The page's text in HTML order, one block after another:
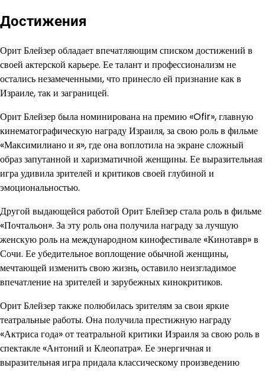
Достижения
Орит Блейзер обладает впечатляющим списком достижений в
своей актерской карьере. Ее талант и профессионализм не
остались незамеченными, что принесло ей признание как в
Израиле, так и заграницей.
Орит Блейзер была номинирована на премию «Ofir», главную
кинематографическую награду Израиля, за свою роль в фильме
«Максимилиано и я», где она воплотила на экране сложный
образ запутанной и харизматичной женщины. Ее выразительная
игра удивила зрителей и критиков своей глубиной и
эмоциональностью.
Другой выдающейся работой Орит Блейзер стала роль в фильме
«Почтальон». За эту роль она получила награду за лучшую
женскую роль на международном кинофестивале «Кинотавр» в
Сочи. Ее убедительное воплощение обычной женщины,
мечтающей изменить свою жизнь, оставило неизгладимое
впечатление на зрителей и зарубежных кинокритиков.
Орит Блейзер также полюбилась зрителям за свои яркие
театральные работы. Она получила престижную награду
«Актриса года» от театральной критики Израиля за свою роль в
спектакле «Антоний и Клеопатра». Ее энергичная и
выразительная игра придала классическому произведению